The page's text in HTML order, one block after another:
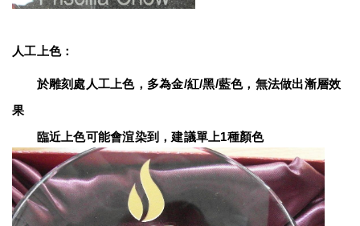
人工上色：
於雕刻處人工上色，多為金/紅/黑/藍色，無法做出漸層效
果
臨近上色可能會渲染到，建議單上1種顏色